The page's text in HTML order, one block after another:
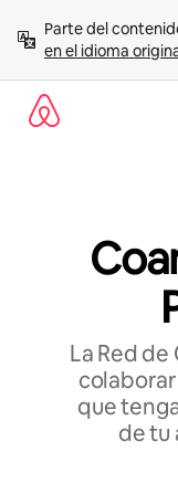
contenido
Parte del
en el idioma
La Red
que
de tu